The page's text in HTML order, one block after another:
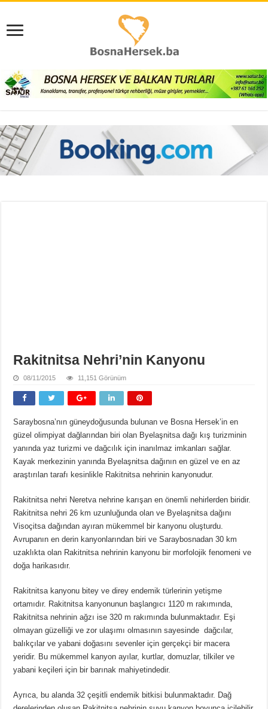
Rakitnitsa Nehri’nin Kanyonu
08/11/2015 11,151 Görünüm
Saraybosna’nın güneydoğusunda bulunan ve Bosna Hersek’in en
güzel olimpiyat dağlarından biri olan Byelaşnitsa dağı kış turizminin
yanında yaz turizmi ve dağcılık için inanılmaz imkanları sağlar.
Kayak merkezinin yanında Byelaşnitsa dağının en güzel ve en az
araştırılan tarafı kesinlikle Rakitnitsa nehrinin kanyonudur.
Rakitnitsa nehri Neretva nehrine karışan en önemli nehirlerden biridir.
Rakitnitsa nehri 26 km uzunluğunda olan ve Byelaşnitsa dağını
Visoçitsa dağından ayıran mükemmel bir kanyonu oluşturdu.
Avrupanın en derin kanyonlarından biri ve Saraybosnadan 30 km
uzaklıkta olan Rakitnitsa nehrinin kanyonu bir morfolojik fenomeni ve
doğa harikasıdır.
Rakitnitsa kanyonu bitey ve direy endemik türlerinin yetişme
ortamıdır. Rakitnitsa kanyonunun başlangıcı 1120 m rakımında,
Rakitnitsa nehrinin ağzı ise 320 m rakımında bulunmaktadır. Eşi
olmayan güzelliği ve zor ulaşımı olmasının sayesinde dağcılar,
balıkçılar ve yabani doğasını sevenler için gerçekçi bir macera
yeridir. Bu mükemmel kanyon ayılar, kurtlar, domuzlar, tilkiler ve
yabani keçileri için bir barınak mahiyetindedir.
Ayrıca, bu alanda 32 çeşitli endemik bitkisi bulunmaktadır. Dağ